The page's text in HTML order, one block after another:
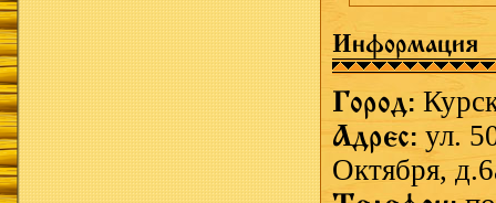
Информация
Город:
Адрес: ул.
Октября,